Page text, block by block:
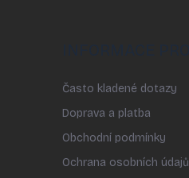
Často kladené dotazy
Doprava a platba
Obchodní podmínky
Ochrana osobních údajů